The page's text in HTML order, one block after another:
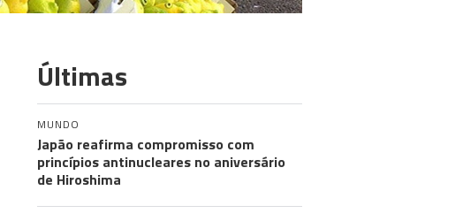
Últimas
MUNDO
Japão reafirma compromisso com
princípios antinucleares no aniversário
de Hiroshima